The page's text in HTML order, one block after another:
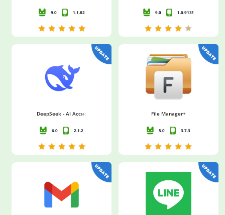
9.0 1.1.82 9.0 1.0.913571982
DeepSeek - AI Ассистент
6.0 2.1.2
File Manager+
5.0 3.7.3